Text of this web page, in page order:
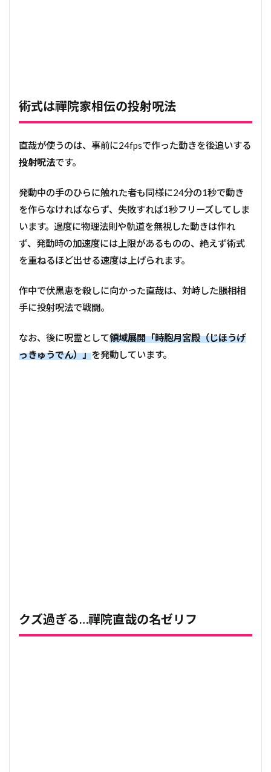
術式は禪院家相伝の投射呪法
直哉が使うのは、事前に24fpsで作った動きを後追いする
投射呪法です。
発動中の手のひらに触れた者も同様に24分の1秒で動き
を作らなければならず、失敗すれば1秒フリーズしてしま
います。過度に物理法則や軌道を無視した動きは作れ
ず、発動時の加速度には上限があるものの、絶えず術式
を重ねるほど出せる速度は上げられます。
作中で伏黒恵を殺しに向かった直哉は、対峙した脹相相
手に投射呪法で戦闘。
なお、後に呪霊として領域展開「時胞月宮殿（じほうげ
っきゅうでん）」を発動しています。
クズ過ぎる…禪院直哉の名ゼリフ